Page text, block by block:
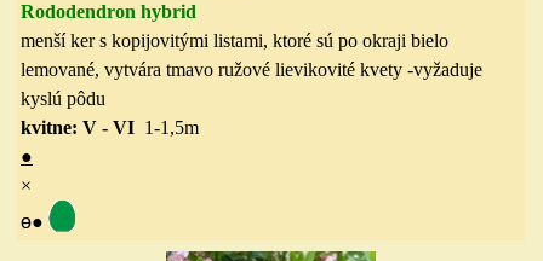
Rododendron hybrid
menší ker s kopijovitými listami, ktoré sú po okraji bielo
lemované, vytvára tmavo ružové lievikovité kvety -vyžaduje
kyslú pôdu
kvitne: V - VI 1-1,5m
●
×
ө●